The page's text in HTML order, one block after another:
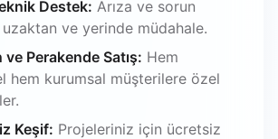
Destek: Arıza ve sorun
uzaktan ve yerinde müdahale.
Perakende Satış: Hem
hem kurumsal müşterilere özel
Keşif: Projeleriniz için ücretsiz